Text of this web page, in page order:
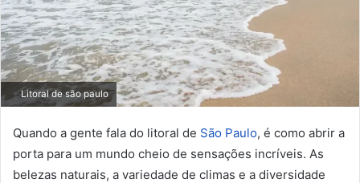
Litoral de são paulo
Quando a gente fala do litoral de São Paulo, é como abrir a
porta para um mundo cheio de sensações incríveis. As
belezas naturais, a variedade de climas e a diversidade